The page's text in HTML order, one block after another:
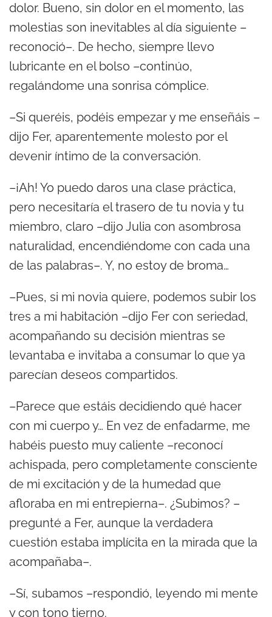
dolor. Bueno, sin dolor en el momento, las
molestias son inevitables al día siguiente –
reconoció–. De hecho, siempre llevo
lubricante en el bolso –continúo,
regalándome una sonrisa cómplice.
–Si queréis, podéis empezar y me enseñáis –
dijo Fer, aparentemente molesto por el
devenir íntimo de la conversación.
–¡Ah! Yo puedo daros una clase práctica,
pero necesitaría el trasero de tu novia y tu
miembro, claro –dijo Julia con asombrosa
naturalidad, encendiéndome con cada una
de las palabras–. Y, no estoy de broma…
–Pues, si mi novia quiere, podemos subir los
tres a mi habitación –dijo Fer con seriedad,
acompañando su decisión mientras se
levantaba e invitaba a consumar lo que ya
parecían deseos compartidos.
–Parece que estáis decidiendo qué hacer
con mi cuerpo y… En vez de enfadarme, me
habéis puesto muy caliente –reconocí
achispada, pero completamente consciente
de mi excitación y de la humedad que
afloraba en mi entrepierna–. ¿Subimos? –
pregunté a Fer, aunque la verdadera
cuestión estaba implícita en la mirada que la
acompañaba–.
–Sí, subamos –respondió, leyendo mi mente
y con tono tierno.